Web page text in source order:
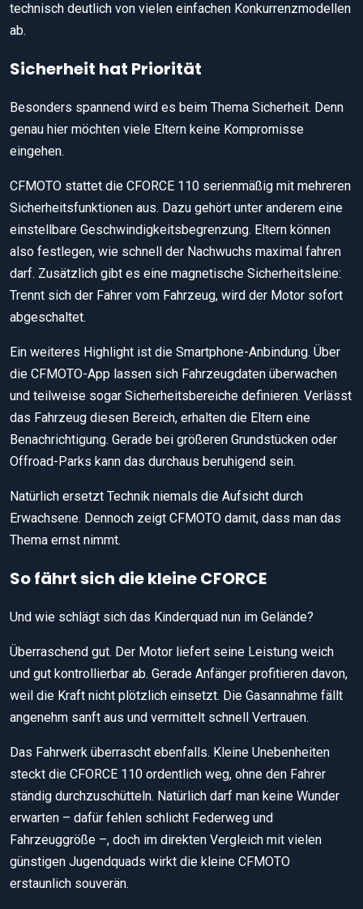
technisch deutlich von vielen einfachen Konkurrenzmodellen
ab.
Sicherheit hat Priorität
Besonders spannend wird es beim Thema Sicherheit. Denn
genau hier möchten viele Eltern keine Kompromisse
eingehen.
CFMOTO stattet die CFORCE 110 serienmäßig mit mehreren
Sicherheitsfunktionen aus. Dazu gehört unter anderem eine
einstellbare Geschwindigkeitsbegrenzung. Eltern können
also festlegen, wie schnell der Nachwuchs maximal fahren
darf. Zusätzlich gibt es eine magnetische Sicherheitsleine:
Trennt sich der Fahrer vom Fahrzeug, wird der Motor sofort
abgeschaltet.
Ein weiteres Highlight ist die Smartphone-Anbindung. Über
die CFMOTO-App lassen sich Fahrzeugdaten überwachen
und teilweise sogar Sicherheitsbereiche definieren. Verlässt
das Fahrzeug diesen Bereich, erhalten die Eltern eine
Benachrichtigung. Gerade bei größeren Grundstücken oder
Offroad-Parks kann das durchaus beruhigend sein.
Natürlich ersetzt Technik niemals die Aufsicht durch
Erwachsene. Dennoch zeigt CFMOTO damit, dass man das
Thema ernst nimmt.
So fährt sich die kleine CFORCE
Und wie schlägt sich das Kinderquad nun im Gelände?
Überraschend gut. Der Motor liefert seine Leistung weich
und gut kontrollierbar ab. Gerade Anfänger profitieren davon,
weil die Kraft nicht plötzlich einsetzt. Die Gasannahme fällt
angenehm sanft aus und vermittelt schnell Vertrauen.
Das Fahrwerk überrascht ebenfalls. Kleine Unebenheiten
steckt die CFORCE 110 ordentlich weg, ohne den Fahrer
ständig durchzuschütteln. Natürlich darf man keine Wunder
erwarten – dafür fehlen schlicht Federweg und
Fahrzeuggröße –, doch im direkten Vergleich mit vielen
günstigen Jugendquads wirkt die kleine CFMOTO
erstaunlich souverän.